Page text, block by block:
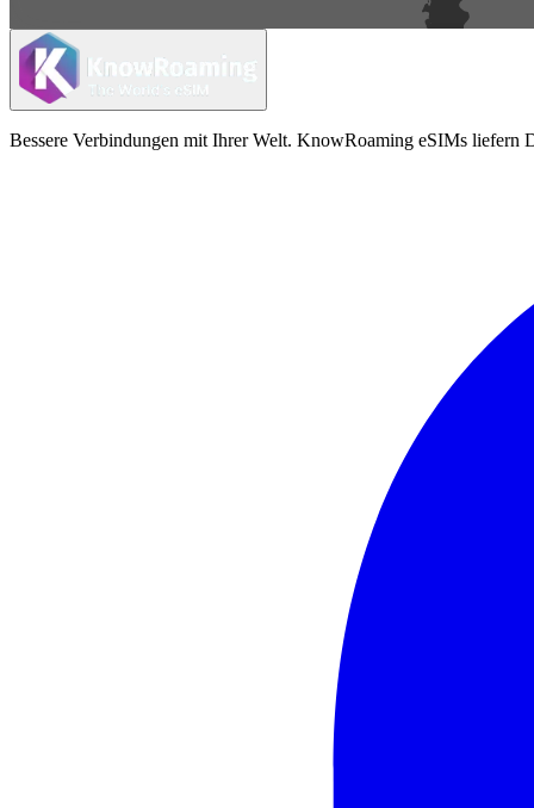
Bessere Verbindungen mit Ihrer Welt. KnowRoaming eSIMs liefern